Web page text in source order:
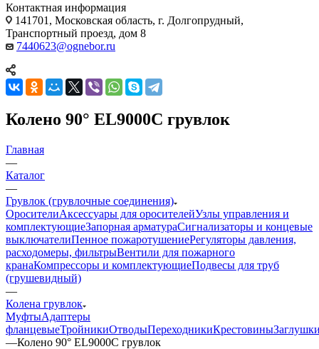
Контактная информация
141701, Московская область, г. Долгопрудный,
Транспортный проезд, дом 8
7440623@ognebor.ru
Колено 90° EL9000C грувлок
Главная
—
Каталог
—
Грувлок (грувлочные соединения)
ОросителиАксессуары для оросителейУзлы управления и
комплектующиеЗапорная арматураСигнализаторы и концевые
выключателиПенное пожаротушениеРегуляторы давления,
расходомеры, фильтрыВентили для пожарного
кранаКомпрессоры и комплектующиеПодвесы для труб
(грушевидный)
—
Колена грувлок
МуфтыАдаптеры
фланцевыеТройникиОтводыПереходникиКрестовины
—Колено 90° EL9000C грувлок